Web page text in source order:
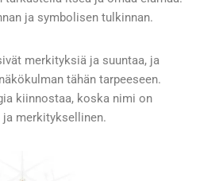
ja symbolisen tulkinnan.
merkityksiä ja suuntaa, ja
tähän tarpeeseen.
kiinnostaa, koska nimi on
merkityksellinen.